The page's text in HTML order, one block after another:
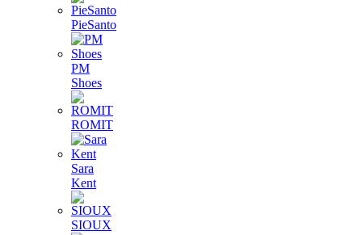
PieSanto
PM
Shoes
ROMIT
Sara
Kent
SIOUX